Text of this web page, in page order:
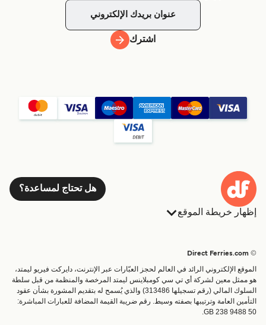
اشترك
هل تحتاج لمساعدة؟
إظهار خريطة الموقع
البلدان
خدمات الزبائن
الباحث عن الرحلات والموانئ
تذاكر العبّارة
العبارات
شحن
عبارة صغيرة
القطار والعبارة
الموقع الإلكتروني الرائد في العالم لحجز العبّارات عبر الإنترنت، دايركت فيريو ليمتد،
هو ممثل معين لشركة أي تي سي كومبلاينس ليمتد المرخصة والمنظمة من قبل سلطة
السلوك المالي (رقم تسجيلها 313486) والذي يُسمح له بتقديم المشورة بشأن عقود
التأمين العامة وترتيبها بصفته وسيط. رقم ضريبة القيمة المضافة للعبارات المباشرة:
GB 238 9488 50.